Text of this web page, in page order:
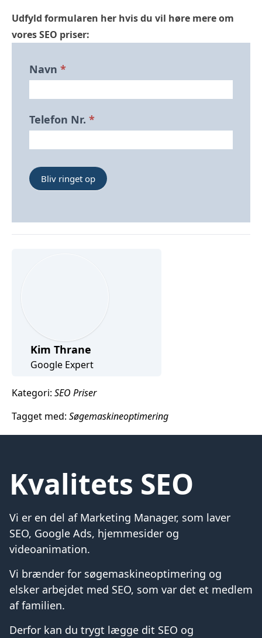
Udfyld formularen her hvis du vil høre mere om
vores SEO priser:
Bliv
Ringet
Op
Forside
Navn *
Telefon Nr. *
Bliv ringet op
Kim Thrane
Google Expert
Kategori: SEO Priser
Tagget med: Søgemaskineoptimering
Kvalitets SEO
Vi er en del af Marketing Manager, som laver
SEO, Google Ads, hjemmesider og
videoanimation.
Vi brænder for søgemaskineoptimering og
elsker arbejdet med SEO, som var det et medlem
af familien.
Derfor kan du trygt lægge dit SEO og